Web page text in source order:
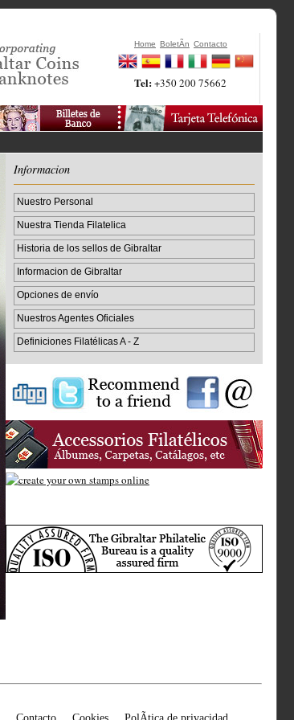
Home BoletÃ­n Contacto
Tel:+350 200 75662
Informacion
Nuestro Personal
Nuestra Tienda Filatelica
Historia de los sellos de Gibraltar
Informacion de Gibraltar
Opciones de envío
Nuestros Agentes Oficiales
Definiciones Filatélicas A - Z